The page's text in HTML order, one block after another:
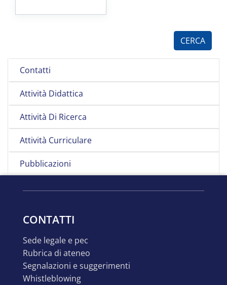
Contatti
Attività Didattica
Attività Di Ricerca
Attività Curriculare
Pubblicazioni
CONTATTI
sede legale e pec
rubrica di ateneo
segnalazioni e suggerimenti
whistleblowing